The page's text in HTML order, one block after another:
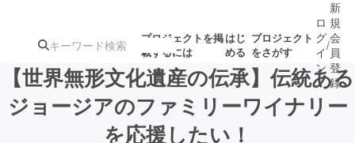
プロジェクトを掲
載するには
はじ
める
プロジェクト
をさがす
注目のリ 注目の新着プロ募集終了が近いプ
ロ
グ
イ
ン
/
新
規
会
員
登
録
【世界無形文化遺産の伝承】伝統ある
ジョージアのファミリーワイナリー
を応援したい！